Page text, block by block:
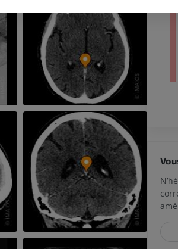
IRM de hanche
IRM
PREMIUM
IRM du genou
PREMIUM
Arthroscanner du genou
Arthroscanner
PREMIUM
IRM de la cheville et de
l'arrière-pied
IRM